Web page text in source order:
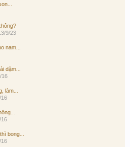
9/23
nam...
dặm...
16
làm...
16
16
bong...
16